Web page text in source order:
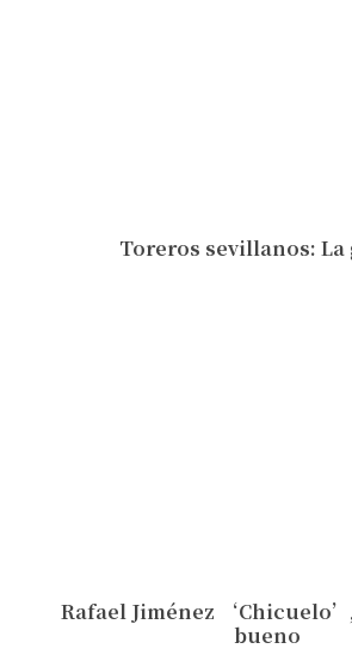
Toreros sevillanos:
Rafael Jiménez
bueno